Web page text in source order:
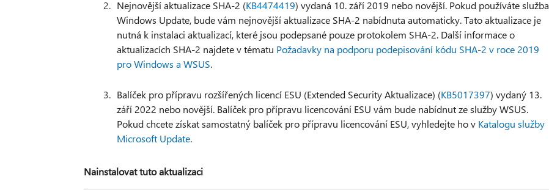
Nejnovější aktualizace SHA-2 (KB4474419) vydaná 10. září 2019 nebo novější. Pokud používáte služba
Windows Update, bude vám nejnovější aktualizace SHA-2 nabídnuta automaticky. Tato aktualizace je
nutná k instalaci aktualizací, které jsou podepsané pouze protokolem SHA-2. Další informace o
aktualizacích SHA-2 najdete v tématu Požadavky na podporu podepisování kódu SHA-2 v roce 2019
pro Windows a WSUS.
Balíček pro přípravu rozšířených licencí ESU (Extended Security Aktualizace) (KB5017397) vydaný 13.
září 2022 nebo novější. Balíček pro přípravu licencování ESU vám bude nabídnut ze služby WSUS.
Pokud chcete získat samostatný balíček pro přípravu licencování ESU, vyhledejte ho v Katalogu služby
Microsoft Update.
Nainstalovat tuto aktualizaci